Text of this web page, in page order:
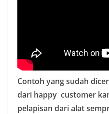
Contoh yang sudah
dari happy customer
pelapisan dari alat